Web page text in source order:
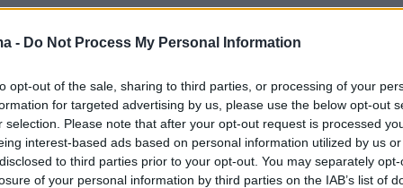
- Do Not Process My Personal Information
opt-out of the sale, sharing to third parties, or processing of your
for targeted advertising by us, please use the below opt-out
selection. Please note that after your opt-out request is processed
interest-based ads based on personal information utilized by us
to third parties prior to your opt-out. You may separately
of your personal information by third parties on the IAB’s list of
Αττικής που θα μπουν νέες κάμερες στους
μου μόνη»: Το σκοτεινό παρελθόν της
καθαριότητας - Bιασμοί, κακοποίηση και